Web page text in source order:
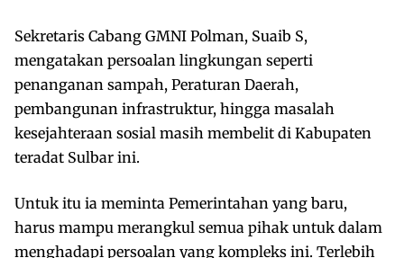
Sekretaris Cabang GMNI Polman, Suaib S,
mengatakan persoalan lingkungan seperti
penanganan sampah, Peraturan Daerah,
pembangunan infrastruktur, hingga masalah
kesejahteraan sosial masih membelit di Kabupaten
teradat Sulbar ini.
Untuk itu ia meminta Pemerintahan yang baru,
harus mampu merangkul semua pihak untuk dalam
menghadapi persoalan yang kompleks ini. Terlebih